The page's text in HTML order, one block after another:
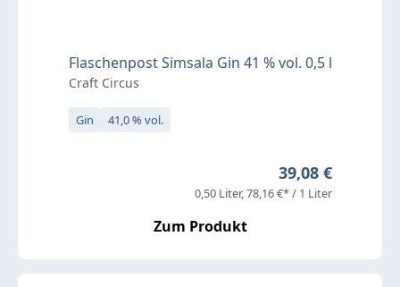
Flaschenpost Simsala Gin 41 % vol. 0,5 l
Craft Circus
Gin 41,0 % vol.
Regulärer Preis:
39,08 €
0,50 Liter 78,16 €* / 1 Liter
Zum Produkt